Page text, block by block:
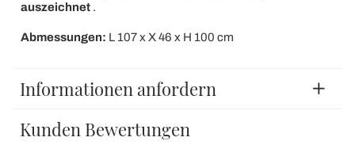
auszeichnet.
Abmessungen: L 107 x X 46 x H 100 cm
Informationen anfordern
Kunden Bewertungen